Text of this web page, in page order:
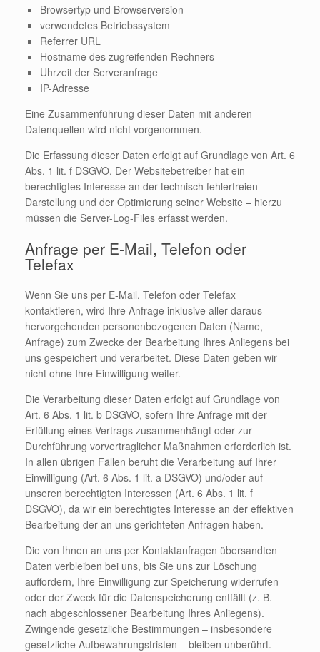
Browsertyp und Browserversion
verwendetes Betriebssystem
Referrer URL
Hostname des zugreifenden Rechners
Uhrzeit der Serveranfrage
IP-Adresse
Eine Zusammenführung dieser Daten mit anderen
Datenquellen wird nicht vorgenommen.
Die Erfassung dieser Daten erfolgt auf Grundlage von Art. 6
Abs. 1 lit. f DSGVO. Der Websitebetreiber hat ein
berechtigtes Interesse an der technisch fehlerfreien
Darstellung und der Optimierung seiner Website – hierzu
müssen die Server-Log-Files erfasst werden.
Anfrage per E-Mail, Telefon oder
Telefax
Wenn Sie uns per E-Mail, Telefon oder Telefax
kontaktieren, wird Ihre Anfrage inklusive aller daraus
hervorgehenden personenbezogenen Daten (Name,
Anfrage) zum Zwecke der Bearbeitung Ihres Anliegens bei
uns gespeichert und verarbeitet. Diese Daten geben wir
nicht ohne Ihre Einwilligung weiter.
Die Verarbeitung dieser Daten erfolgt auf Grundlage von
Art. 6 Abs. 1 lit. b DSGVO, sofern Ihre Anfrage mit der
Erfüllung eines Vertrags zusammenhängt oder zur
Durchführung vorvertraglicher Maßnahmen erforderlich ist.
In allen übrigen Fällen beruht die Verarbeitung auf Ihrer
Einwilligung (Art. 6 Abs. 1 lit. a DSGVO) und/oder auf
unseren berechtigten Interessen (Art. 6 Abs. 1 lit. f
DSGVO), da wir ein berechtigtes Interesse an der effektiven
Bearbeitung der an uns gerichteten Anfragen haben.
Die von Ihnen an uns per Kontaktanfragen übersandten
Daten verbleiben bei uns, bis Sie uns zur Löschung
auffordern, Ihre Einwilligung zur Speicherung widerrufen
oder der Zweck für die Datenspeicherung entfällt (z. B.
nach abgeschlossener Bearbeitung Ihres Anliegens).
Zwingende gesetzliche Bestimmungen – insbesondere
gesetzliche Aufbewahrungsfristen – bleiben unberührt.